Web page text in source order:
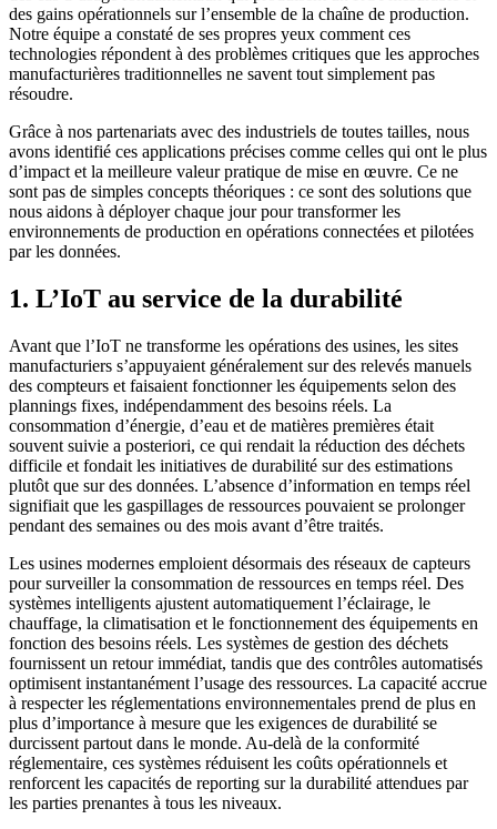
des gains opérationnels sur l’ensemble de la chaîne de production.
Notre équipe a constaté de ses propres yeux comment ces
technologies répondent à des problèmes critiques que les approches
manufacturières traditionnelles ne savent tout simplement pas
résoudre.
Grâce à nos partenariats avec des industriels de toutes tailles, nous
avons identifié ces applications précises comme celles qui ont le plus
d’impact et la meilleure valeur pratique de mise en œuvre. Ce ne
sont pas de simples concepts théoriques : ce sont des solutions que
nous aidons à déployer chaque jour pour transformer les
environnements de production en opérations connectées et pilotées
par les données.
1. L’IoT au service de la durabilité
Avant que l’IoT ne transforme les opérations des usines, les sites
manufacturiers s’appuyaient généralement sur des relevés manuels
des compteurs et faisaient fonctionner les équipements selon des
plannings fixes, indépendamment des besoins réels. La
consommation d’énergie, d’eau et de matières premières était
souvent suivie a posteriori, ce qui rendait la réduction des déchets
difficile et fondait les initiatives de durabilité sur des estimations
plutôt que sur des données. L’absence d’information en temps réel
signifiait que les gaspillages de ressources pouvaient se prolonger
pendant des semaines ou des mois avant d’être traités.
Les usines modernes emploient désormais des réseaux de capteurs
pour surveiller la consommation de ressources en temps réel. Des
systèmes intelligents ajustent automatiquement l’éclairage, le
chauffage, la climatisation et le fonctionnement des équipements en
fonction des besoins réels. Les systèmes de gestion des déchets
fournissent un retour immédiat, tandis que des contrôles automatisés
optimisent instantanément l’usage des ressources. La capacité accrue
à respecter les réglementations environnementales prend de plus en
plus d’importance à mesure que les exigences de durabilité se
durcissent partout dans le monde. Au-delà de la conformité
réglementaire, ces systèmes réduisent les coûts opérationnels et
renforcent les capacités de reporting sur la durabilité attendues par
les parties prenantes à tous les niveaux.